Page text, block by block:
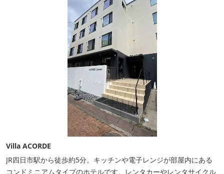
Villa ACORDE
JR四日市駅から徒歩約5分。キッチンや電子レンジが部屋内にある
コンドミニアムタイプのホテルです。レンタカーやレンタサイクル